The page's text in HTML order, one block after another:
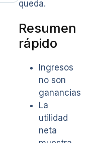
queda.
Resumen
rápido
Ingresos
no son
ganancias
La
utilidad
neta